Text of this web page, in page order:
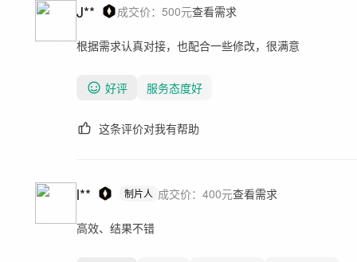
J** 成交价： 500元查看需求
根据需求认真对接，也配合一些修改，很满意
好评 服务态度好
这条评价对我有帮助
l** 制片人 成交价： 400元查看需求
高效、结果不错